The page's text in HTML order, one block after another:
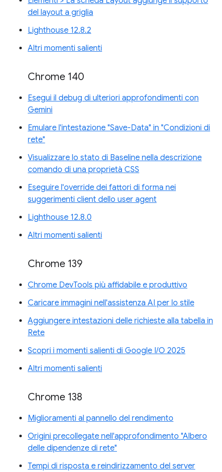
del layout a griglia
Lighthouse 12.8.2
Altri momenti salienti
Chrome 140
Esegui il debug di ulteriori approfondimenti con
Gemini
Emulare l'intestazione "Save-Data" in "Condizioni di
rete"
Visualizzare lo stato di Baseline nella descrizione
comando di una proprietà CSS
Eseguire l'override dei fattori di forma nei
suggerimenti client dello user agent
Lighthouse 12.8.0
Altri momenti salienti
Chrome 139
Chrome DevTools più affidabile e produttivo
Caricare immagini nell'assistenza AI per lo stile
Aggiungere intestazioni delle richieste alla tabella in
Rete
Scopri i momenti salienti di Google I/O 2025
Altri momenti salienti
Chrome 138
Miglioramenti al pannello del rendimento
Origini precollegate nell'approfondimento "Albero
delle dipendenze di rete"
Tempi di risposta e reindirizzamento del server